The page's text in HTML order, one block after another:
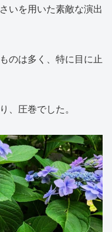
いを用いた素敵な演出
のは多く、特に目に止
、圧巻でした。